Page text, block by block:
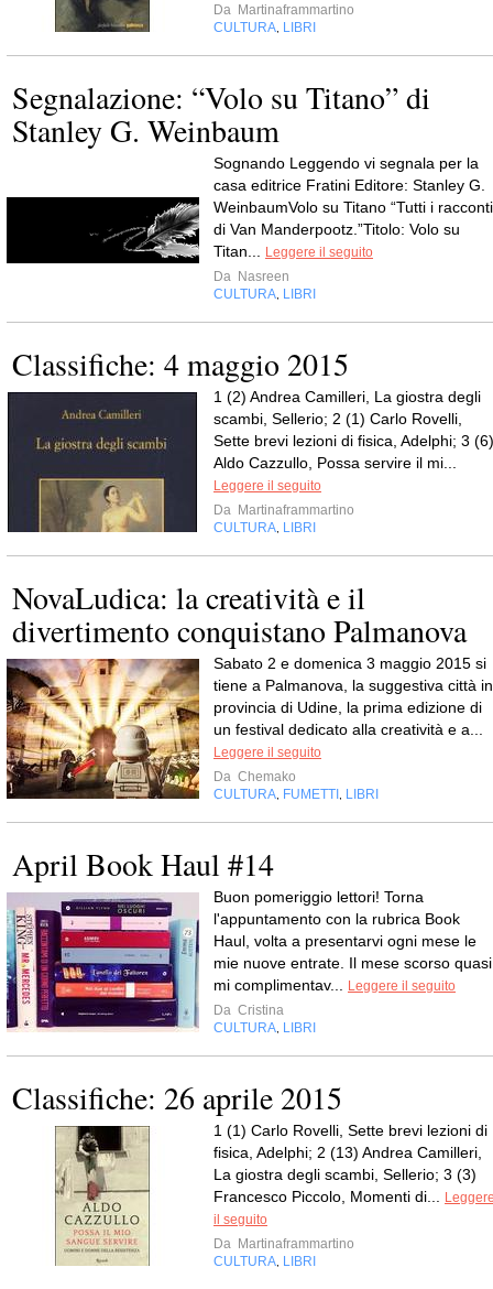
Da Martinaframmartino
CULTURA LIBRI
Segnalazione: “Volo su Titano” di
Stanley G. Weinbaum
Sognando Leggendo vi segnala per la
casa editrice Fratini Editore: Stanley G.
WeinbaumVolo su Titano “Tutti i racconti
di Van Manderpootz.”Titolo: Volo su
Titan...
Leggere il seguito
Da Nasreen
CULTURA LIBRI
Classifiche: 4 maggio 2015
1 (2) Andrea Camilleri, La giostra degli
scambi, Sellerio; 2 (1) Carlo Rovelli,
Sette brevi lezioni di fisica, Adelphi; 3 (6)
Aldo Cazzullo, Possa servire il mi...
Leggere il seguito
Da Martinaframmartino
CULTURA LIBRI
NovaLudica: la creatività e il
divertimento conquistano Palmanova
Sabato 2 e domenica 3 maggio 2015 si
tiene a Palmanova, la suggestiva città in
provincia di Udine, la prima edizione di
un festival dedicato alla creatività e a...
Leggere il seguito
Da Chemako
CULTURA FUMETTI LIBRI
April Book Haul #14
Buon pomeriggio lettori! Torna
l'appuntamento con la rubrica Book
Haul, volta a presentarvi ogni mese le
mie nuove entrate. Il mese scorso quasi
mi complimentav...
Leggere il seguito
Da Cristina
CULTURA LIBRI
Classifiche: 26 aprile 2015
1 (1) Carlo Rovelli, Sette brevi lezioni di
fisica, Adelphi; 2 (13) Andrea Camilleri,
La giostra degli scambi, Sellerio; 3 (3)
Francesco Piccolo, Momenti di...
il seguito
Da Martinaframmartino
CULTURA LIBRI